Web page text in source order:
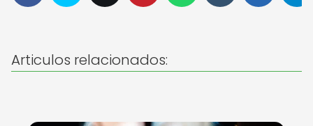
Articulos relacionados: